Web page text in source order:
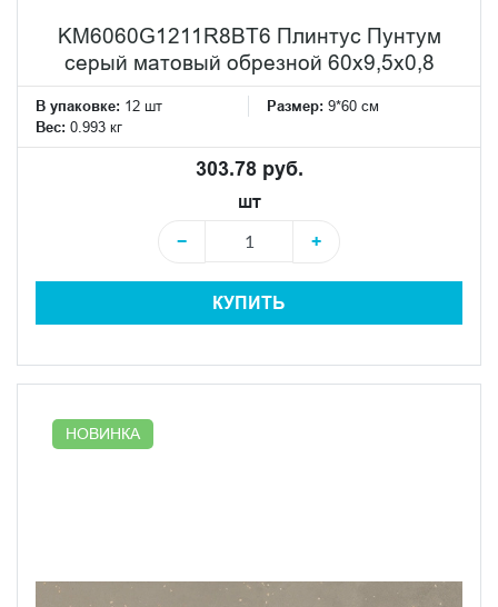
KM6060G1211R8BT6 Плинтус Пунтум
серый матовый обрезной 60x9,5x0,8
В упаковке: 12 шт Размер: 9*60 см
Вес: 0.993 кг
303.78 руб.
шт
−
+
КУПИТЬ
НОВИНКА